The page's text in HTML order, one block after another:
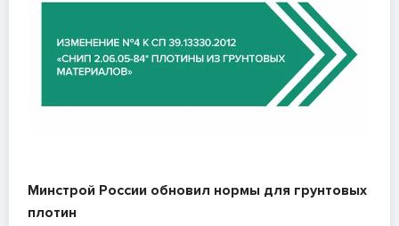
Минстрой России обновил нормы для грунтовых
плотин